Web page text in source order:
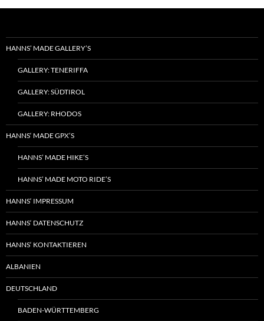
HANNS’ MADE GALLERY’S
GALLERY: TENERIFFA
GALLERY: SÜDTIROL
GALLERY: RHODOS
HANNS‘ MADE GPX’S
HANNS’ MADE HIKE’S
HANNS’ MADE MOTO RIDE’S
HANNS‘ IMPRESSUM
HANNS‘ DATENSCHUTZ
HANNS‘ KONTAKTIEREN
ALBANIEN
DEUTSCHLAND
BADEN-WÜRTTEMBERG